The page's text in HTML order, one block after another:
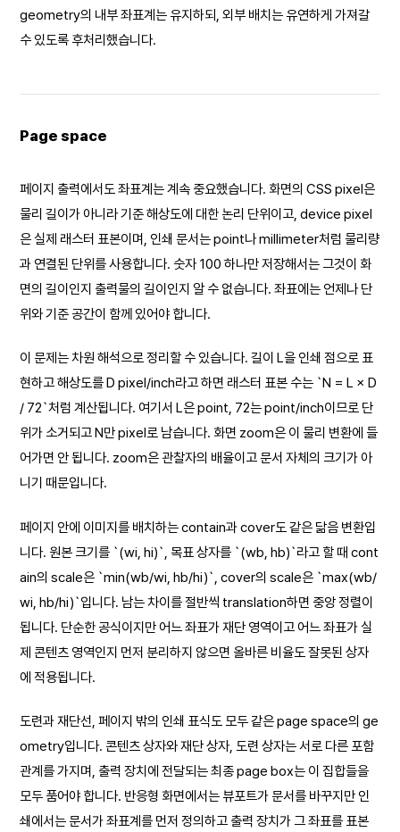
geometry의 내부 좌표계는 유지하되, 외부 배치는 유연하게 가져갈
수 있도록 후처리했습니다.
Page space
페이지 출력에서도 좌표계는 계속 중요했습니다. 화면의 CSS pixel은
물리 길이가 아니라 기준 해상도에 대한 논리 단위이고, device pixel
은 실제 래스터 표본이며, 인쇄 문서는 point나 millimeter처럼 물리량
과 연결된 단위를 사용합니다. 숫자 100 하나만 저장해서는 그것이 화
면의 길이인지 출력물의 길이인지 알 수 없습니다. 좌표에는 언제나 단
위와 기준 공간이 함께 있어야 합니다.
이 문제는 차원 해석으로 정리할 수 있습니다. 길이 L을 인쇄 점으로 표
현하고 해상도를 D pixel/inch라고 하면 래스터 표본 수는 `N = L × D
/ 72`처럼 계산됩니다. 여기서 L은 point, 72는 point/inch이므로 단
위가 소거되고 N만 pixel로 남습니다. 화면 zoom은 이 물리 변환에 들
어가면 안 됩니다. zoom은 관찰자의 배율이고 문서 자체의 크기가 아
니기 때문입니다.
페이지 안에 이미지를 배치하는 contain과 cover도 같은 닮음 변환입
니다. 원본 크기를 `(wi, hi)`, 목표 상자를 `(wb, hb)`라고 할 때 cont
ain의 scale은 `min(wb/wi, hb/hi)`, cover의 scale은 `max(wb/
wi, hb/hi)`입니다. 남는 차이를 절반씩 translation하면 중앙 정렬이
됩니다. 단순한 공식이지만 어느 좌표가 재단 영역이고 어느 좌표가 실
제 콘텐츠 영역인지 먼저 분리하지 않으면 올바른 비율도 잘못된 상자
에 적용됩니다.
도련과 재단선, 페이지 밖의 인쇄 표식도 모두 같은 page space의 ge
ometry입니다. 콘텐츠 상자와 재단 상자, 도련 상자는 서로 다른 포함
관계를 가지며, 출력 장치에 전달되는 최종 page box는 이 집합들을
모두 품어야 합니다. 반응형 화면에서는 뷰포트가 문서를 바꾸지만 인
쇄에서는 문서가 좌표계를 먼저 정의하고 출력 장치가 그 좌표를 표본